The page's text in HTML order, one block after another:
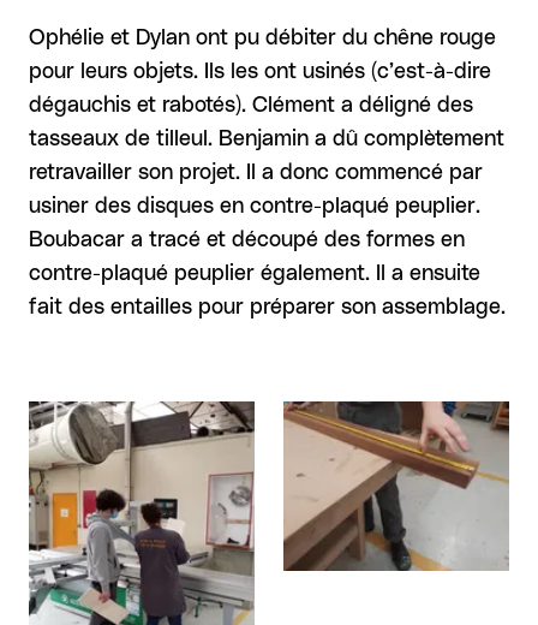
Ophélie et Dylan ont pu débiter du chêne rouge
pour leurs objets. Ils les ont usinés ((c’est-à-dire
dégauchis et rabotés)). Clément a déligné des
tasseaux de tilleul. Benjamin a dû complètement
retravailler son projet. Il a donc commencé par
usiner des disques en contre-plaqué peuplier.
Boubacar a tracé et découpé des formes en
contre-plaqué peuplier également. Il a ensuite
fait des entailles pour préparer son assemblage.
Agrandir Agrandir